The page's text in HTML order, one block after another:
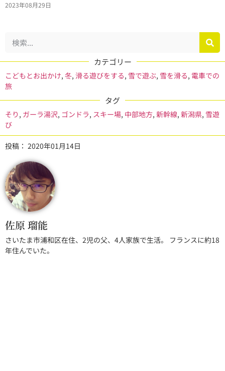
2023年08月29日
カテゴリー
こどもとお出かけ, 冬, 滑る遊びをする, 雪で遊ぶ, 雪を滑る, 電車での
旅
タグ
そり , ガーラ湯沢, ゴンドラ, スキー場, 中部地方, 新幹線, 新潟県, 雪遊
び
投稿： 2020年01月14日
佐原 瑠能
さいたま市浦和区在住、2児の父、4人家族で生活。 フランスに約18
年住んでいた。